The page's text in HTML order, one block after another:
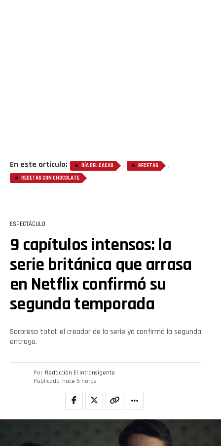
En este artículo: DÍA DEL CACAO , RECETAS ,
RECETAS CON CHOCOLATE
ESPECTÁCULO
9 capítulos intensos: la
serie británica que arrasa
en Netflix confirmó su
segunda temporada
Sorpresa total: el creador de la serie ya confirmó la segunda
entrega.
Por Redacción El intransigente
Publicado hace 5 horas
Flipboard